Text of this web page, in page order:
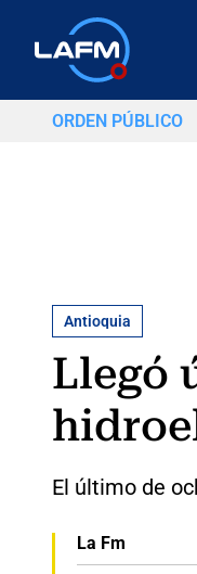
ORDEN PÚBLICO
Antioquia
Llegó
El último de
La Fm